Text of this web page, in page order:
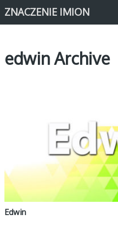
ZNACZENIE IMION
edwin Archive
Edwin